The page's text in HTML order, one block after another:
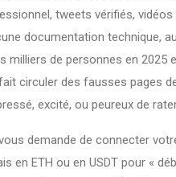
tweets vérifiés,
documentation technique,
milliers de personnes en 2025
circuler des fausses pages
excité, ou peureux de
demande de connecter
en ETH ou en USDT pour «